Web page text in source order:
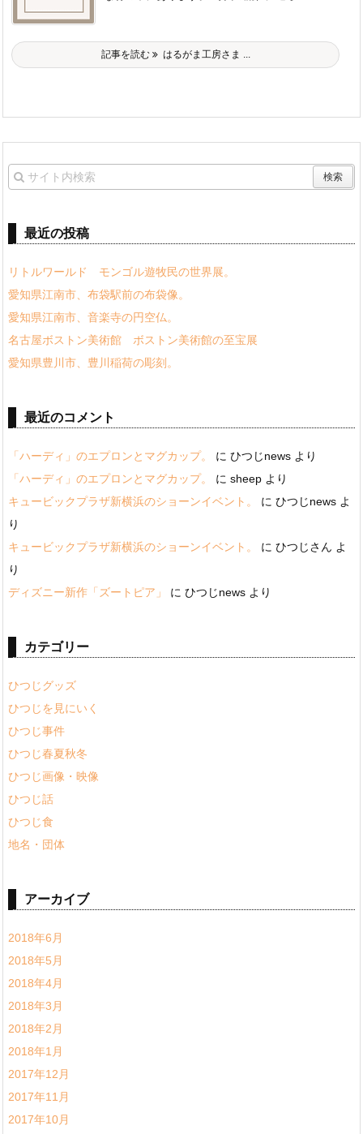
記事を読む はるがま工房さま ...
最近の投稿
リトルワールド モンゴル遊牧民の世界展。
愛知県江南市、布袋駅前の布袋像。
愛知県江南市、音楽寺の円空仏。
名古屋ボストン美術館 ボストン美術館の至宝展
愛知県豊川市、豊川稲荷の彫刻。
最近のコメント
「ハーディ」のエプロンとマグカップ。 に ひつじnews より
「ハーディ」のエプロンとマグカップ。
に sheep より
キュービックプラザ新横浜のショーンイベント。
に ひつじnews よ
り
キュービックプラザ新横浜のショーンイベント。
に ひつじさん よ
り
ディズニー新作「ズートピア」
に ひつじnews より
カテゴリー
ひつじグッズ
ひつじを見にいく
ひつじ事件
ひつじ春夏秋冬
ひつじ画像・映像
ひつじ話
ひつじ食
地名・団体
アーカイブ
2018年6月
2018年5月
2018年4月
2018年3月
2018年2月
2018年1月
2017年12月
2017年11月
2017年10月